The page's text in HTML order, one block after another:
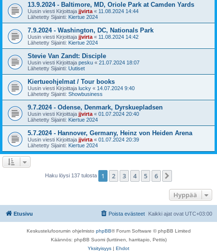
13.9.2024 - Baltimore, MD, Oriole Park at Camden Yards
Uusin viesti Kirjoittaja jjvirta « 11.08.2024 14:44
Lähetetty Sijainti: Kiertue 2024
7.9.2024 - Washington, DC, Nationals Park
Uusin viesti Kirjoittaja jjvirta « 11.08.2024 14:42
Lähetetty Sijainti: Kiertue 2024
Stevie Van Zandt: Disciple
Uusin viesti Kirjoittaja pesku « 21.07.2024 18:07
Lähetetty Sijainti: Uutiset
Kiertueohjelmat / Tour books
Uusin viesti Kirjoittaja lucky « 14.07.2024 9:40
Lähetetty Sijainti: Showbusiness
9.7.2024 - Odense, Denmark, Dyrskuepladsen
Uusin viesti Kirjoittaja jjvirta « 01.07.2024 20:40
Lähetetty Sijainti: Kiertue 2024
5.7.2024 - Hannover, Germany, Heinz von Heiden Arena
Uusin viesti Kirjoittaja jjvirta « 01.07.2024 20:39
Lähetetty Sijainti: Kiertue 2024
Haku löysi 137 tulosta 1 2 3 4 5 6
Hyppää
Etusivu Kaikki ajat ovat UTC+03:00
Poista evästeet
Keskustelufoorumin ohjelmisto phpBB® Forum Software © phpBB Limited
Käännös: phpBB Suomi (lurttinen, harritapio, Pettis)
Yksityisyys | Ehdot